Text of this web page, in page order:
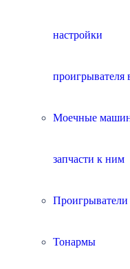
настройки
проигрывателя
Моечные
запчасти к ним
Тонармы
“Проигрыватель
Hood with Cornet 1”